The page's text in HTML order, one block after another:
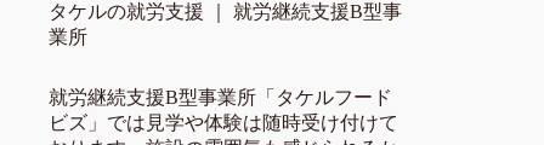
タケルの就労支援 ｜ 就労継続支援B型事
業所
就労継続支援B型事業所「タケルフード
ビズ」では見学や体験は随時受け付けて